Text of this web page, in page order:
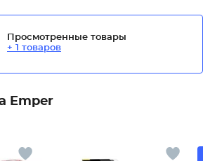
Просмотренные товары
+ 1 товаров
Emper